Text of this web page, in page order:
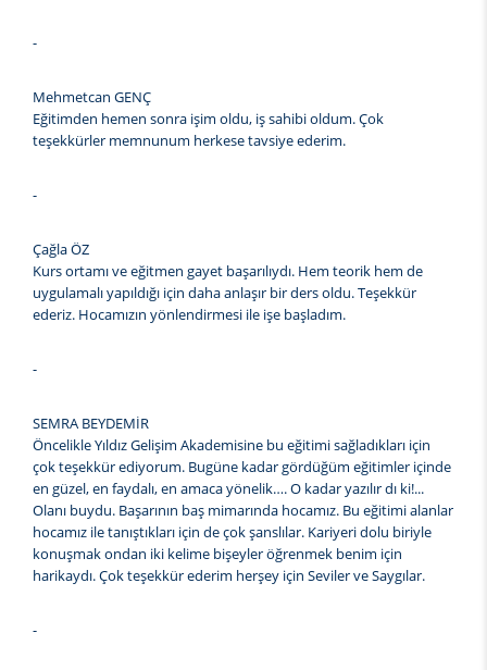
-
Mehmetcan GENÇ
Eğitimden hemen sonra işim oldu, iş sahibi oldum. Çok
teşekkürler memnunum herkese tavsiye ederim.
-
Çağla ÖZ
Kurs ortamı ve eğitmen gayet başarılıydı. Hem teorik hem de
uygulamalı yapıldığı için daha anlaşır bir ders oldu. Teşekkür
ederiz. Hocamızın yönlendirmesi ile işe başladım.
-
SEMRA BEYDEMİR
Öncelikle Yıldız Gelişim Akademisine bu eğitimi sağladıkları için
çok teşekkür ediyorum. Bugüne kadar gördüğüm eğitimler içinde
en güzel, en faydalı, en amaca yönelik…. O kadar yazılır dı ki!...
Olanı buydu. Başarının baş mimarında hocamız. Bu eğitimi alanlar
hocamız ile tanıştıkları için de çok şanslılar. Kariyeri dolu biriyle
konuşmak ondan iki kelime bişeyler öğrenmek benim için
harikaydı. Çok teşekkür ederim herşey için Seviler ve Saygılar.
-